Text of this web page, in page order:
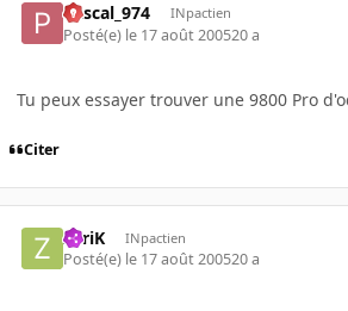
Pascal_974 INpactien
Posté(e) le 17 août 200520 a
Tu peux essayer trouver une 9800 Pro
Citer
ZyriK INpactien
Posté(e) le 17 août 200520 a